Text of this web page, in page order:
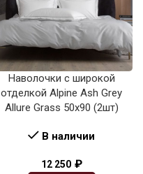
Наволочки с широкой
отделкой Alpine Ash Grey
Allure Grass 50х90 (2шт)
В наличии
12 250 ₽